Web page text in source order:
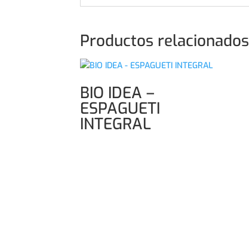
Productos relacionados
BIO IDEA –
ESPAGUETI
INTEGRAL